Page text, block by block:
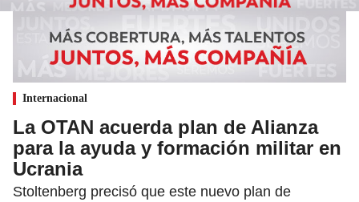
Internacional
La OTAN acuerda plan de Alianza
para la ayuda y formación militar en
Ucrania
Stoltenberg precisó que este nuevo plan de